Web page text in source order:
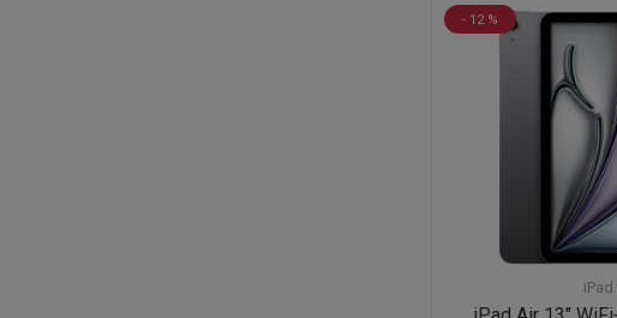
- 12 %